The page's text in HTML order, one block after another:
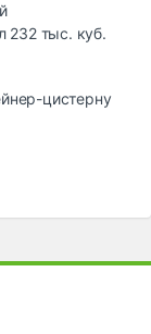
232 тыс. куб.
цистерну